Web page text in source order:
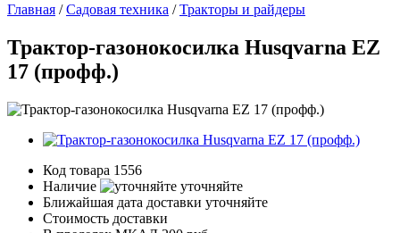
Главная /Садовая техника /Тракторы и райдеры
Трактор-газонокосилка Husqvarna EZ
17 (профф.)
Код товара 1556
Наличие
уточняйте
Ближайшая дата доставки уточняйте
Стоимость доставки